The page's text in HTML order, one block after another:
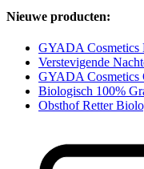
Nieuwe producten:
GYADA Cosmetics
Verstevigende
GYADA Cosmetics
Biologisch 100%
Obsthof Retter